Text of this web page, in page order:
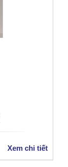
Xem chi tiết